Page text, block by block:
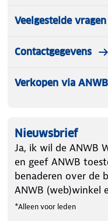
Veelgestelde vragen
Contactgegevens
Verkopen via
Nieuwsbrief
Ja, ik wil de ANWB
en geef ANWB
benaderen over de
ANWB (web)winkel
*Alleen voor leden